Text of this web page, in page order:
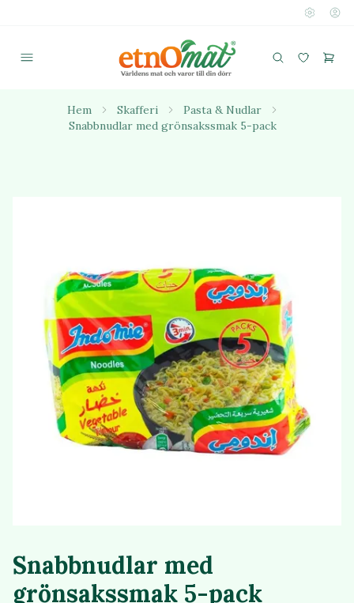
Hem Skafferi
Pasta & Nudlar
Snabbnudlar med grönsakssmak 5-pack
Snabbnudlar med
grönsakssmak 5-pack